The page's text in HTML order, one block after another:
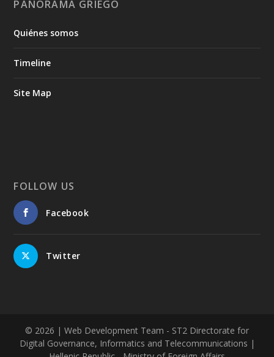
PANORAMA GRIEGO
Quiénes somos
Timeline
Site Map
FOLLOW US
Facebook
Twitter
© 2026 | Web Development Team - ST2 Directorate for
Digital Governance, Informatics and Telecommunications |